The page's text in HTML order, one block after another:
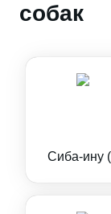
собак
Сиба-ину